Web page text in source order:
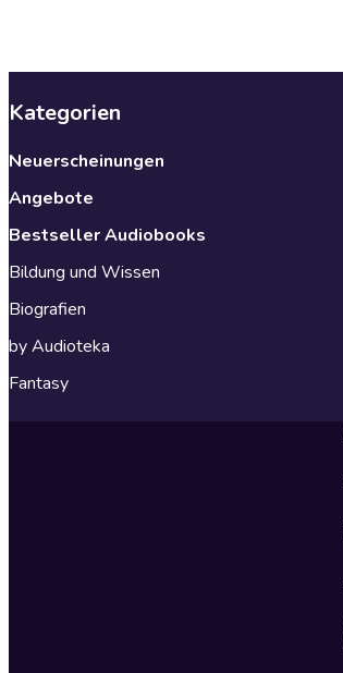
Kategorien
Neuerscheinungen
Angebote
Bestseller Audiobooks
Bildung und Wissen
Biografien
by Audioteka
Fantasy